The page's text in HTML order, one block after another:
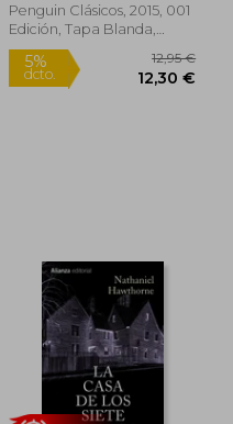
Penguin Clásicos, 2015, 001
Edición, Tapa Blanda,
Nuevo
5%
dcto.
Rápido